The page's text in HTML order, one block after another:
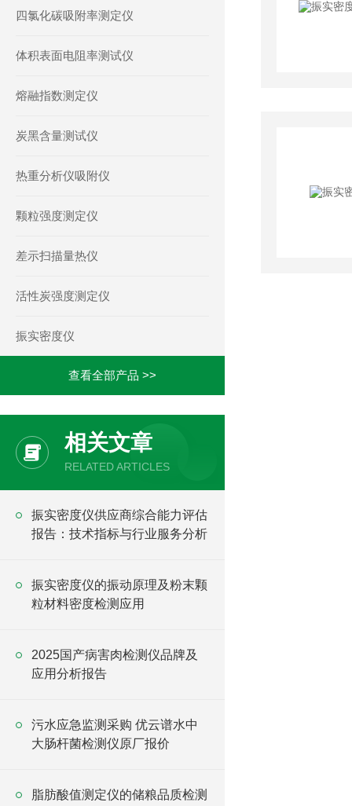
四氯化碳吸附率测定仪
体积表面电阻率测试仪
熔融指数测定仪
炭黑含量测试仪
热重分析仪吸附仪
颗粒强度测定仪
差示扫描量热仪
活性炭强度测定仪
振实密度仪
查看全部产品 >>
相关文章
RELATED ARTICLES
振实密度仪供应商综合能力评估
报告：技术指标与行业服务分析
振实密度仪的振动原理及粉末颗
粒材料密度检测应用
2025国产病害肉检测仪品牌及
应用分析报告
污水应急监测采购 优云谱水中
大肠杆菌检测仪原厂报价
脂肪酸值测定仪的储粮品质检测